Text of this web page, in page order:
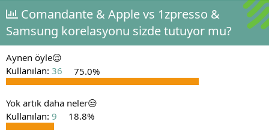
u
y
u
b
a
ş
l
t
a
n
a
n
g
ı
t
a
i
h
i
e
l
e
Comandante & Apple vs 1zpresso &
Samsung korelasyonu sizde tutuyor mu?
Aynen öyle😌
Kullanılan: 36 75.0%
Yok artık daha neler😒
Kullanılan: 9 18.8%